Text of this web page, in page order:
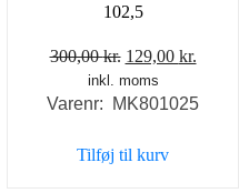
102,5
300,00kr. Den
oprindelige
pris
300,00 kr..
129,00 kr.
pris
inkl. moms
Varenr: MK801025
Tilføj til kurv